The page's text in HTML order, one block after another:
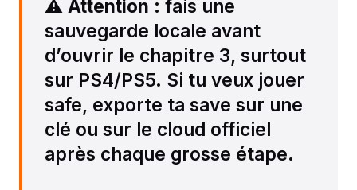
⚠️ Attention : fais une
sauvegarde locale avant
d’ouvrir le chapitre 3, surtout
sur PS4/PS5. Si tu veux jouer
safe, exporte ta save sur une
clé ou sur le cloud officiel
après chaque grosse étape.